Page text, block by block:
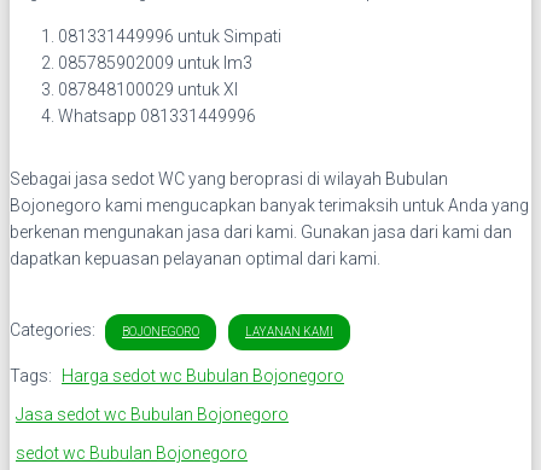
081331449996 untuk Simpati
085785902009 untuk Im3
087848100029 untuk Xl
Whatsapp 081331449996
Sebagai jasa sedot WC yang beroprasi di wilayah Bubulan
Bojonegoro kami mengucapkan banyak terimaksih untuk Anda yang
berkenan mengunakan jasa dari kami. Gunakan jasa dari kami dan
dapatkan kepuasan pelayanan optimal dari kami.
Categories: BOJONEGORO LAYANAN KAMI
Tags:
Harga sedot wc Bubulan Bojonegoro
Jasa sedot wc Bubulan Bojonegoro
sedot wc Bubulan Bojonegoro